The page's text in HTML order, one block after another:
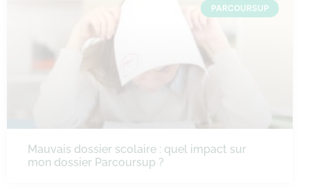
PARCOURSUP
Mauvais dossier scolaire : quel impact sur
mon dossier Parcoursup ?